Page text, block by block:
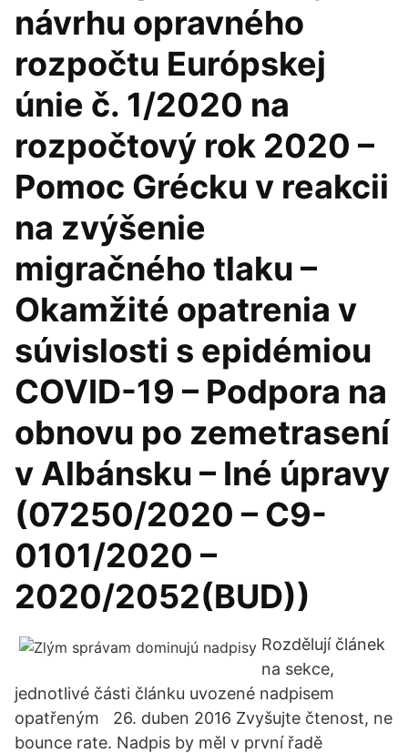
návrhu opravného
rozpočtu Európskej
únie č. 1/2020 na
rozpočtový rok 2020 –
Pomoc Grécku v reakcii
na zvýšenie
migračného tlaku –
Okamžité opatrenia v
súvislosti s epidémiou
COVID-19 – Podpora na
obnovu po zemetrasení
v Albánsku – Iné úpravy
(07250/2020 – C9-
0101/2020 –
2020/2052(BUD))
Rozdělují článek
na sekce,
jednotlivé části článku uvozené nadpisem
opatřeným 26. duben 2016 Zvyšujte čtenost, ne
bounce rate. Nadpis by měl v první řadě